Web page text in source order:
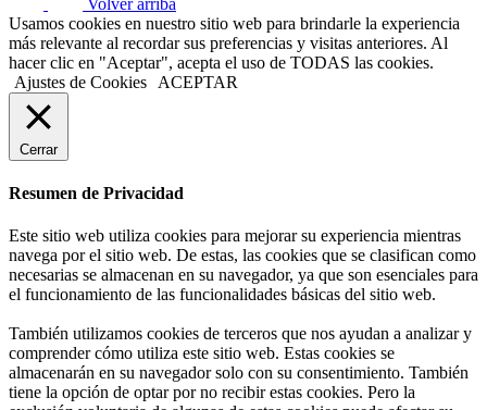
Usamos cookies en nuestro sitio web para brindarle la experiencia
más relevante al recordar sus preferencias y visitas anteriores. Al
hacer clic en "Aceptar", acepta el uso de TODAS las cookies.
Ajustes de Cookies
ACEPTAR
Cerrar
Resumen de Privacidad
Este sitio web utiliza cookies para mejorar su experiencia mientras
navega por el sitio web. De estas, las cookies que se clasifican como
necesarias se almacenan en su navegador, ya que son esenciales para
el funcionamiento de las funcionalidades básicas del sitio web.
También utilizamos cookies de terceros que nos ayudan a analizar y
comprender cómo utiliza este sitio web. Estas cookies se
almacenarán en su navegador solo con su consentimiento. También
tiene la opción de optar por no recibir estas cookies. Pero la